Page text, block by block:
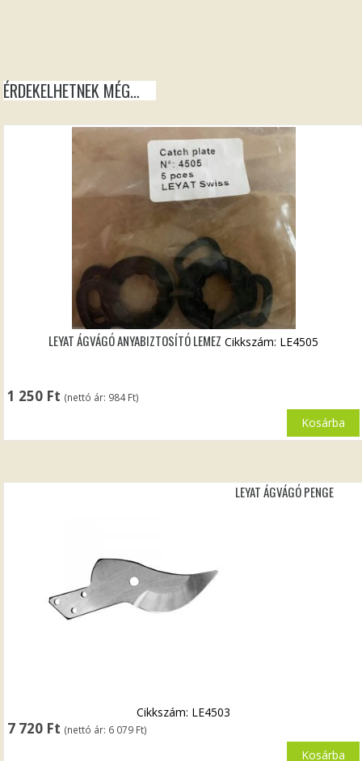
ÉRDEKELHETNEK MÉG…
LEYAT ÁGVÁGÓ ANYABIZTOSÍTÓ LEMEZ
1 250 Ft (nettó ár: 984Ft)
Cikkszám: LE4505
Kosárba
LEYAT ÁGVÁGÓ PENGE
7 720 Ft (nettó ár: 6 079 Ft)
Cikkszám: LE4503
Kosárba